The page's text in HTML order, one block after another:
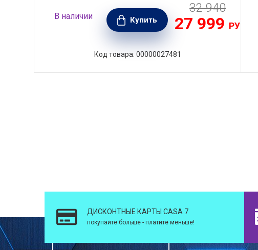
В наличии Купить
32 940
27 999 РУБ.
Код товара: 00000027481
ДИСКОНТНЫЕ КАРТЫ CASA 7
покупайте больше - платите меньше!